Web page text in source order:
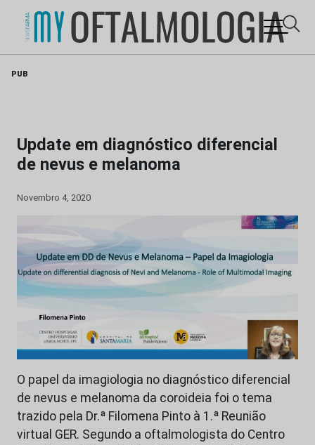
PUB
Update em diagnóstico diferencial
de nevus e melanoma
Novembro 4, 2020
O papel da imagiologia no diagnóstico diferencial
de nevus e melanoma da coroideia foi o tema
trazido pela Dr.ª Filomena Pinto à 1.ª Reunião
virtual GER. Segundo a oftalmologista do Centro